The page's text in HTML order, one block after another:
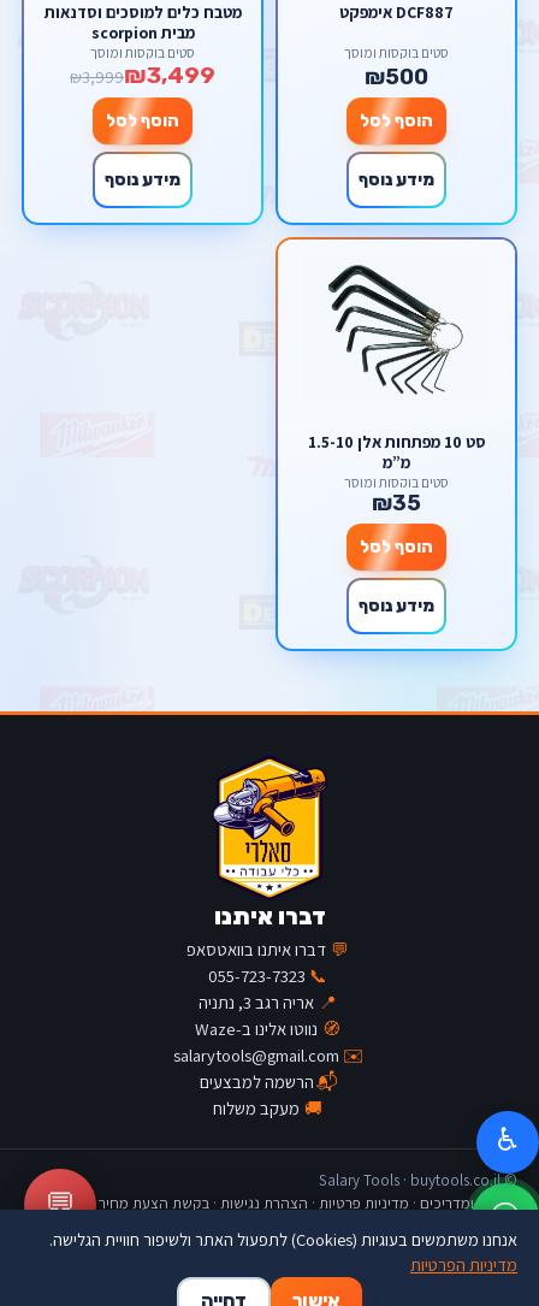
DCF887 אימפקט
סטים בוקסות ומוסך
₪500
הוסף לסל
מידע נוסף
מטבח כלים למוסכים וסדנאות
מבית scorpion
סטים בוקסות ומוסך
₪3,499
₪3,999
הוסף לסל
מידע נוסף
סט 10 מפתחות אלן 1.5-10
מ”מ
סטים בוקסות ומוסך
₪35
הוסף לסל
מידע נוסף
דברו איתנו
💬 דברו איתנו בוואטסאפ
📞
055-723-7323
📍 אריה רגב 3, נתניה
🧭 נווטו אלינו ב-Waze
✉️
salarytools@gmail.com
📬הרשמה למבצעים
🚚 מעקב משלוח
© Salary Tools · buytools.co.il
כתבות ומדריכים · מדיניות פרטיות · הצהרת נגישות · בקשת הצעת מחיר 💬
♿
🛒
אנחנו משתמשים בעוגיות (Cookies) לתפעול האתר ולשיפור חוויית הגלישה.
מדיניות הפרטיות
אישור
דחייה